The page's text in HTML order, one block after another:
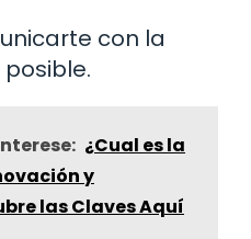
con la
¿Cual es la
y
las Claves Aquí